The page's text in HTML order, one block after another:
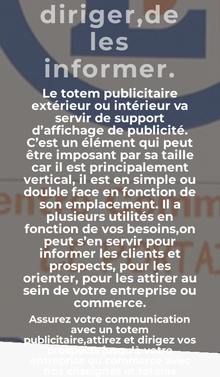
diriger,de
les
informer.
Le totem publicitaire
extérieur ou intérieur va
servir de support
d’affichage de publicité.
C’est un élément qui peut
être imposant par sa taille
car il est principalement
vertical, il est en simple ou
double face en fonction de
son emplacement. Il a
plusieurs utilités en
fonction de vos besoins,on
peut s’en servir pour
informer les clients et
prospects, pour les
orienter, pour les attirer au
sein de votre entreprise ou
commerce.
Assurez votre communication
avec un totem
publicitaire,attirez et dirigez vos
prospects jusqu’à votre